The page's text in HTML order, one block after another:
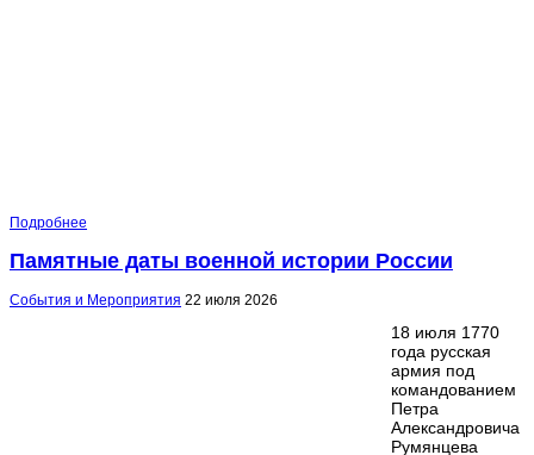
Подробнее
Памятные даты военной истории России
События и Мероприятия 22 июля 2026
18 июля 1770
года русская
армия под
командованием
Петра
Александровича
Румянцева